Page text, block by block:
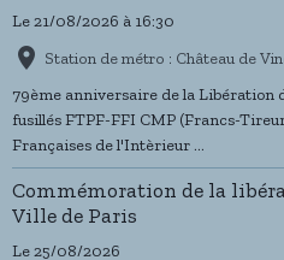
Le 21/08/2026 à 16:30
Station de métro : Château de
79ème anniversaire de la Libération
fusillés FTPF-FFI CMP (Francs-
Françaises de l'Intèrieur ...
Commémoration de la
Ville de Paris
Le 25/08/2026